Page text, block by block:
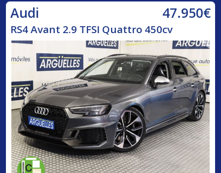
Audi 47.950€
RS4 Avant 2.9 TFSI Quattro 450cv